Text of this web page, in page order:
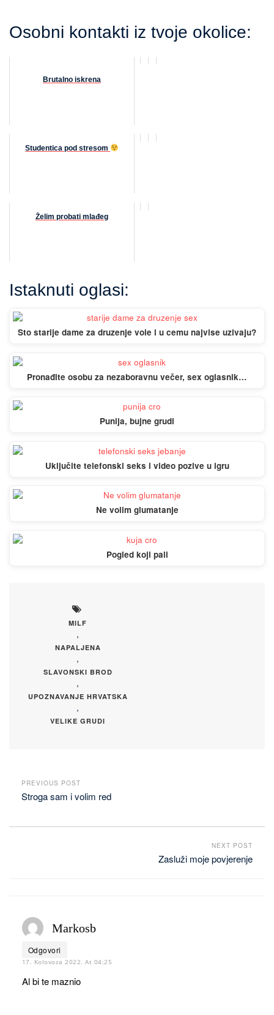
Osobni kontakti iz tvoje okolice:
Brutalno iskrena
Studentica pod stresom
Želim probati mlađeg
Istaknuti oglasi:
Sto starije dame za druzenje vole i u cemu najvise uzivaju?
Pronađite osobu za nezaboravnu večer, sex oglasnik…
Punija, bujne grudi
Uključite telefonski seks i video pozive u igru
Ne volim glumatanje
Pogled koji pali
MILF
,
NAPALJENA
,
SLAVONSKI BROD
,
UPOZNAVANJE HRVATSKA
,
VELIKE GRUDI
PREVIOUS POST
Stroga sam i volim red
NEXT POST
Zasluži moje povjerenje
Markosb
Odgovori
17. Kolovoza 2022. At 04:25
Al bi te maznio